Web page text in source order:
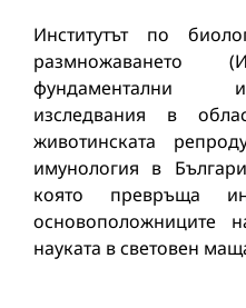
Институтът по
размножаването
фундаментални
изследвания в
животинската
имунология в
която превръща
основоположниците
науката в световен